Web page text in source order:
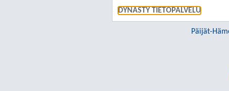
DYNASTY TIETOPALVELU
Päijät-